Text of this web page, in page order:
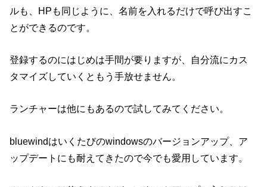
ルも、HPも同じように、名前を入れるだけで呼び出すこ
とができるのです。
登録するのにはじめは手間が要りますが、自分流にカス
タマイズしていくともう手放せません。
ランチャーは他にもあるので試してみてください。
bluewindはいくたびのwindowsのバージョンアップ、ア
ップデートにも耐えてきたので今でも愛用しています。